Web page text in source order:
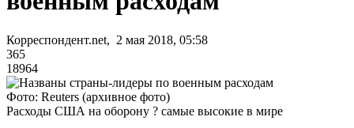
Корреспондент.net, 2 мая 2018, 05:58
365
18964
Фото: Reuters (архивное фото)
Расходы США на оборону ? самые высокие в мире